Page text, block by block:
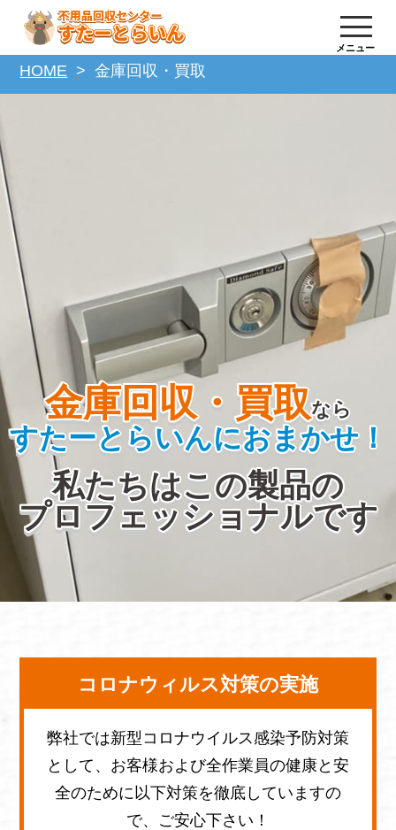
メニュー
HOME 金庫回収・買取
金庫回収・買取なら
すたーとらいんにおまかせ！
私たちはこの製品の
プロフェッショナルです
コロナウィルス対策の実施
弊社では新型コロナウイルス感染予防対策
として、お客様および全作業員の健康と安
全のために以下対策を徹底していますの
で、ご安心下さい！